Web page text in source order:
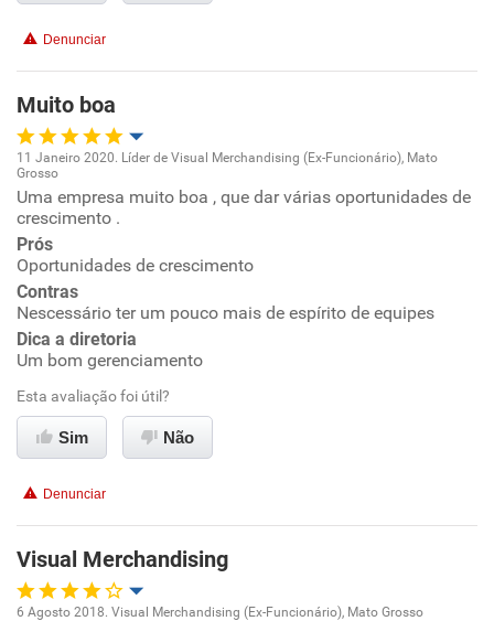
Benefícios
Recomenda esta empresa
Recomenda a diretoria
Denunciar
Muito boa
Oportunidade de promoção
Ambiente de trabalho
Conciliação com a vida familiar
Benefícios
Recomenda esta empresa
Recomenda a diretoria
11 Janeiro 2020. Líder de Visual Merchandising (Ex-Funcionário), Mato
Grosso
Uma empresa muito boa , que dar várias oportunidades de
crescimento .
Prós
Oportunidades de crescimento
Contras
Nescessário ter um pouco mais de espírito de equipes
Dica a diretoria
Um bom gerenciamento
Esta avaliação foi útil?
Sim Não
Denunciar
Visual Merchandising
6 Agosto 2018. Visual Merchandising (Ex-Funcionário), Mato Grosso